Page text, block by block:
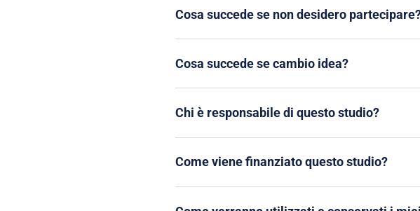
Cosa succede se non desidero
Cosa succede se cambio idea?
Chi è responsabile di questo studio?
Come viene finanziato questo studio?